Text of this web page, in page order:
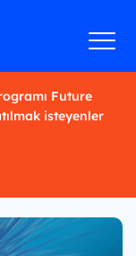
Future
isteyenler